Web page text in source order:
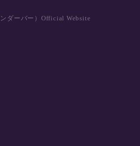
ダーバー）Official Website